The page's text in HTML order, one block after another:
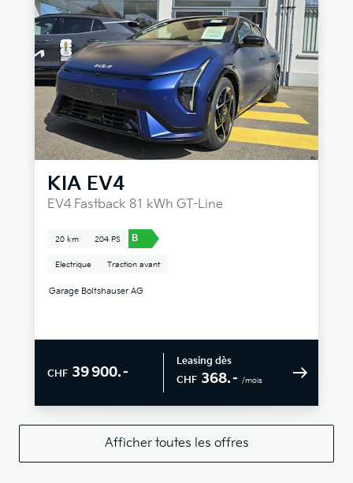
KIA EV4
EV4 Fastback 81 kWh GT-Line
20 km 204 PS B
Electrique Traction avant
Garage Boltshauser AG
CHF 39 900.–
Leasing dès
CHF 368.– /mois
Afficher toutes les offres